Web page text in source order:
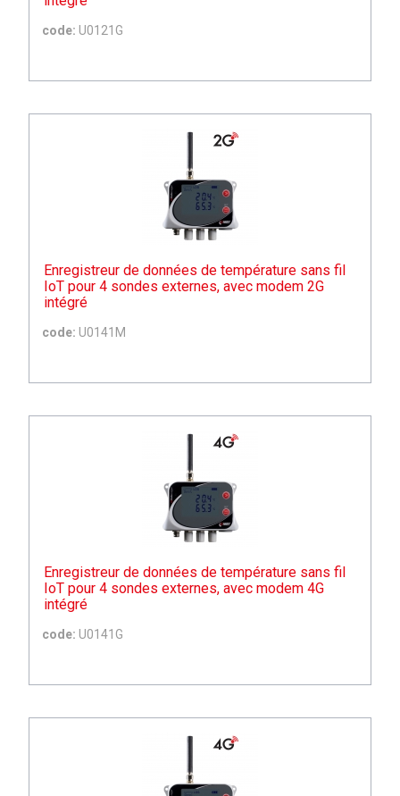
code: U0121G
Enregistreur de données de température sans fil
IoT pour 4 sondes externes, avec modem 2G
intégré
code: U0141M
Enregistreur de données de température sans fil
IoT pour 4 sondes externes, avec modem 4G
intégré
code: U0141G